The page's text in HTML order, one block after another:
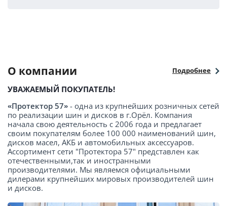
О компании Подробнее
УВАЖАЕМЫЙ ПОКУПАТЕЛЬ!
«Протектор 57» - одна из крупнейших розничных сетей
по реализации шин и дисков в г.Орёл. Компания
начала свою деятельность с 2006 года и предлагает
своим покупателям более 100 000 наименований шин,
дисков масел, АКБ и автомобильных аксессуаров.
Ассортимент сети "Протектора 57" представлен как
отечественными,так и иностранными
производителями. Мы являемся официальными
дилерами крупнейших мировых производителей шин
и дисков.